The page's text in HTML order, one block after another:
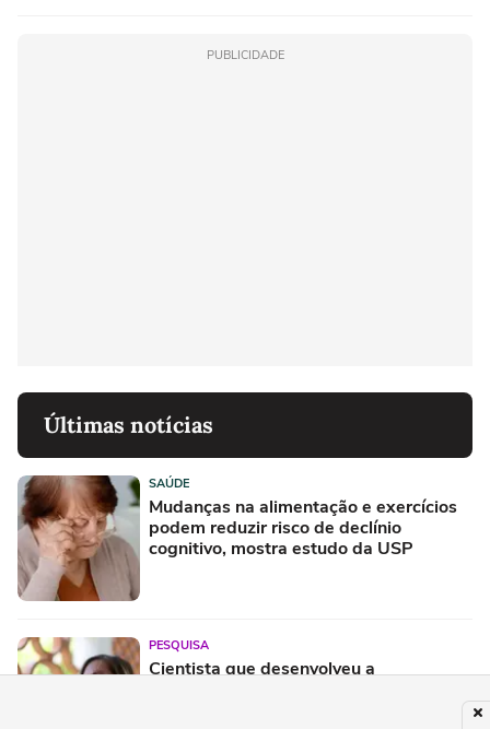
PUBLICIDADE
Últimas notícias
SAÚDE
Mudanças na alimentação e exercícios
podem reduzir risco de declínio
cognitivo, mostra estudo da USP
PESQUISA
Cientista que desenvolveu a